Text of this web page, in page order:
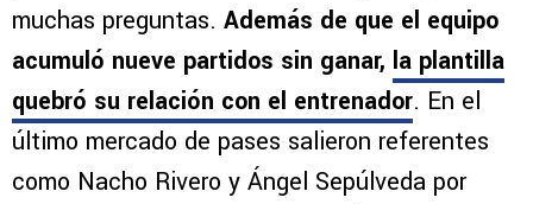
muchas preguntas. Además de que el equipo
acumuló nueve partidos sin ganar, la plantilla
quebró su relación con el entrenador. En el
último mercado de pases salieron referentes
como Nacho Rivero y Ángel Sepúlveda por